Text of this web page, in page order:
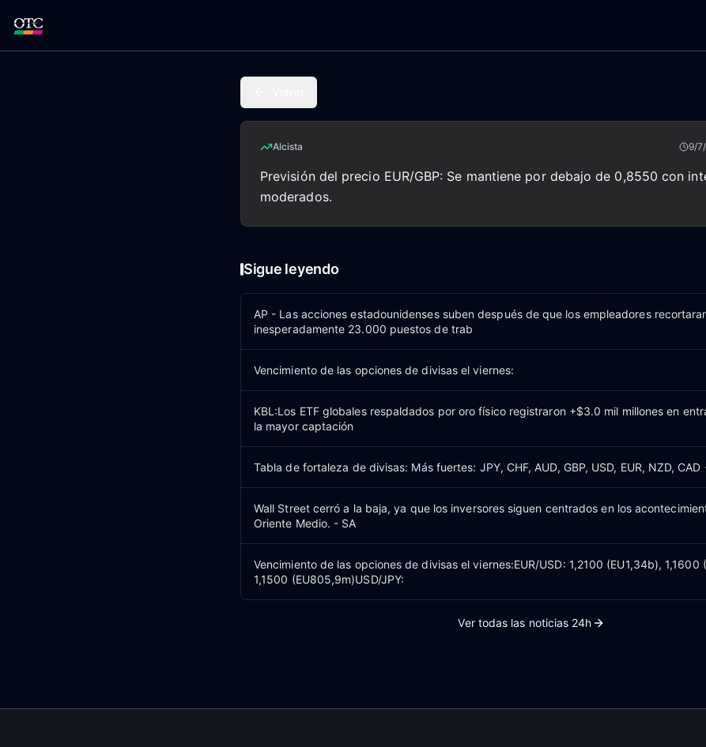
Alcista 9/
Previsión del precio EUR/GBP: Se mantiene por debajo de 0,8550 con
moderados.
Sigue leyendo
AP - Las acciones estadounidenses suben después de que los empleadores
inesperadamente 23.000 puestos de trab
Vencimiento de las opciones de divisas el viernes:
KBL:Los ETF globales respaldados por oro físico registraron +$3.0 mil millones en
la mayor captación
Tabla de fortaleza de divisas: Más fuertes: JPY, CHF, AUD, GBP, USD, EUR, NZD,
Wall Street cerró a la baja, ya que los inversores siguen centrados en los
Oriente Medio. - SA
Vencimiento de las opciones de divisas el viernes:EUR/USD: 1,2100 (EU1,34b), 1,1600
1,1500 (EU805,9m)USD/JPY:
Ver todas las noticias 24h